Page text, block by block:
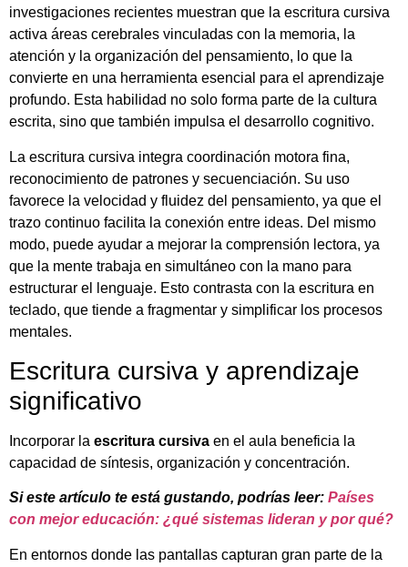
investigaciones recientes muestran que la escritura cursiva
activa áreas cerebrales vinculadas con la memoria, la
atención y la organización del pensamiento, lo que la
convierte en una herramienta esencial para el aprendizaje
profundo. Esta habilidad no solo forma parte de la cultura
escrita, sino que también impulsa el desarrollo cognitivo.
La escritura cursiva integra coordinación motora fina,
reconocimiento de patrones y secuenciación. Su uso
favorece la velocidad y fluidez del pensamiento, ya que el
trazo continuo facilita la conexión entre ideas. Del mismo
modo, puede ayudar a mejorar la comprensión lectora, ya
que la mente trabaja en simultáneo con la mano para
estructurar el lenguaje. Esto contrasta con la escritura en
teclado, que tiende a fragmentar y simplificar los procesos
mentales.
Escritura cursiva y aprendizaje
significativo
Incorporar la escritura cursiva en el aula beneficia la
capacidad de síntesis, organización y concentración.
Si este artículo te está gustando, podrías leer: Países
con mejor educación: ¿qué sistemas lideran y por qué?
En entornos donde las pantallas capturan gran parte de la